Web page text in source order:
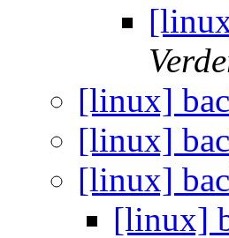
[linux]
[linux]
[linux]
[linux]